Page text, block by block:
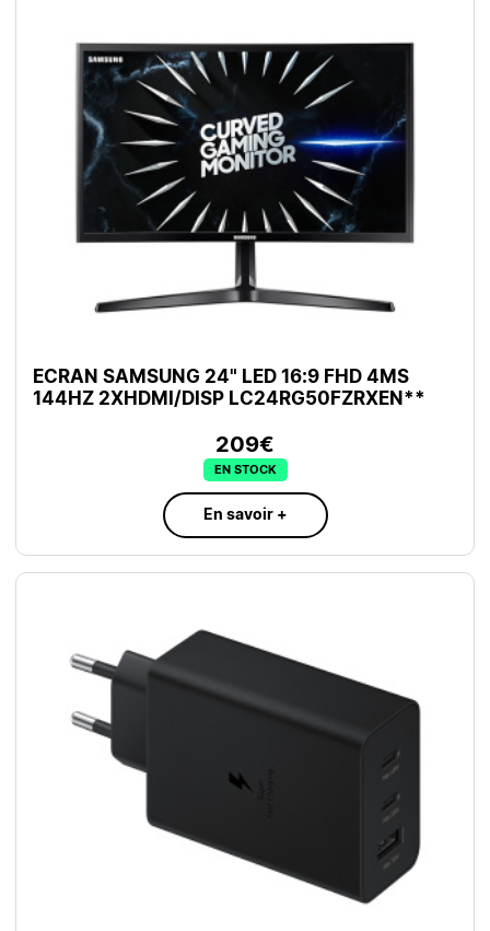
ECRAN SAMSUNG 24" LED 16:9 FHD 4MS
144HZ 2XHDMI/DISP LC24RG50FZRXEN**
209€
EN STOCK
En savoir +